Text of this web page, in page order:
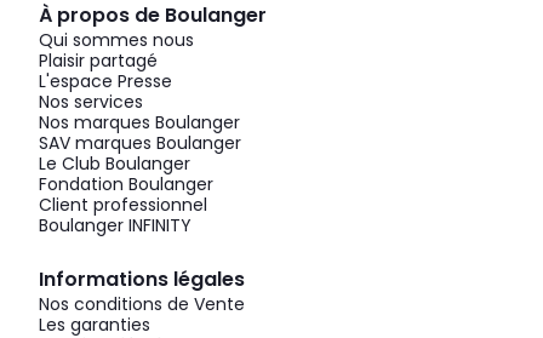
À propos de Boulanger
Qui sommes nous
Plaisir partagé
L'espace Presse
Nos services
Nos marques Boulanger
SAV marques Boulanger
Le Club Boulanger
Fondation Boulanger
Client professionnel
Boulanger INFINITY
Informations légales
Nos conditions de Vente
Les garanties